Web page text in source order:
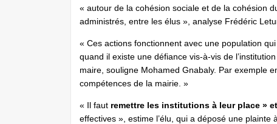
« autour de la cohésion sociale et de la cohésion
administrés, entre les élus », analyse Frédéric
« Ces actions fonctionnent avec une population
quand il existe une défiance vis-à-vis de
maire, souligne Mohamed Gnabaly. Par exemple
compétences de la mairie. »
« Il faut remettre les institutions à leur place »
effectives », estime l’élu, qui a déposé une